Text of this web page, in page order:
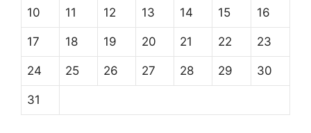
10 11 12 13 14 15 16
17 18 19 20 21 22 23
24 25 26 27 28 29 30
31